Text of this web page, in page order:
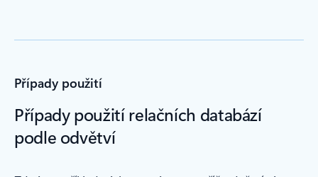
Případy použití
Případy použití relačních databází
podle odvětví